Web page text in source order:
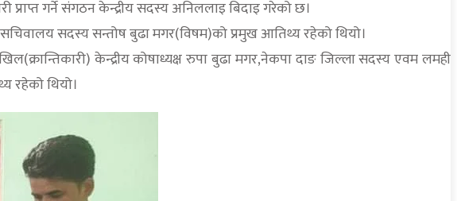
प्राप्त गर्ने संगठन केन्द्रीय सदस्य अनिललाइ बिदाइ गरेको छ।
सदस्य सन्तोष बुढा मगर(विषम)को प्रमुख आतिथ्य रहेको थियो।
केन्द्रीय कोषाध्यक्ष रुपा बुढा मगर,नेकपा दाङ जिल्ला सदस्य एवम लमही
रहेको थियो।